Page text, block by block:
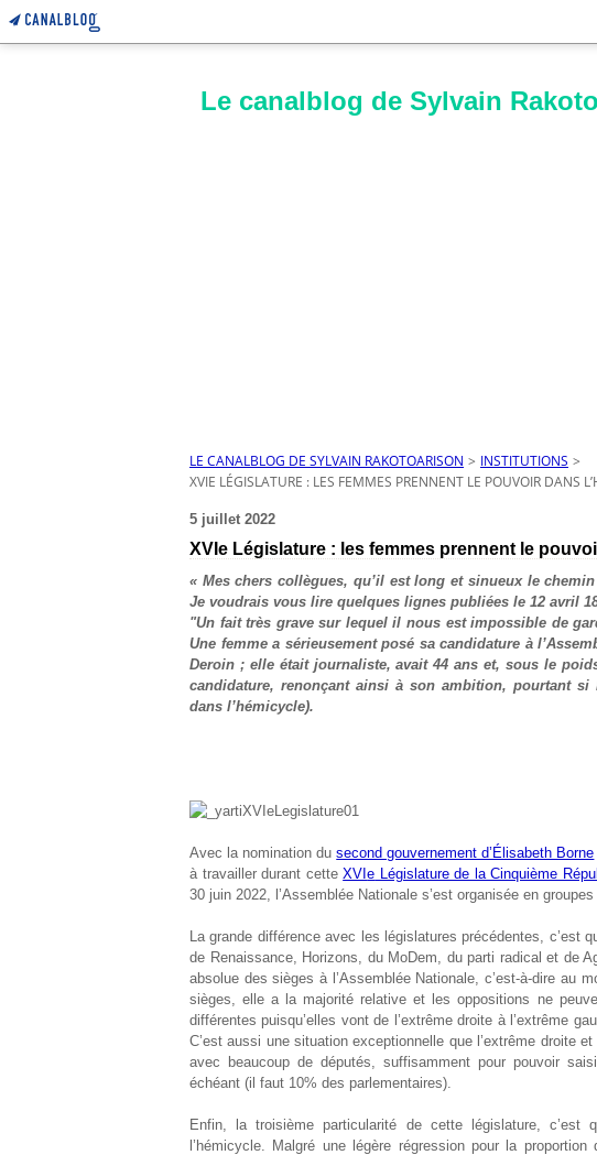
Le canalblog de Sylvain
LE CANALBLOG DE SYLVAIN RAKOTOARISON > INSTITUTIONS >
XVIE LÉGISLATURE : LES FEMMES PRENNENT LE POUVOIR DANS
5 juillet 2022
XVIe Législature : les femmes prennent le
« Mes chers collègues, qu’il est long et sinueux le
Je voudrais vous lire quelques lignes publiées le 12 avril
"Un fait très grave sur lequel il nous est impossible de
Une femme a sérieusement posé sa candidature à
Deroin ; elle était journaliste, avait 44 ans et, sous le
candidature, renonçant ainsi à son ambition, pourtant
dans l’hémicycle).
Avec la nomination dusecond gouvernement d’Élisabeth Borne
à travailler durant cetteXVIe Législature de la Cinquième
30 juin 2022, l’Assemblée Nationale s’est organisée en
La grande différence avec les législatures précédentes, c’est
de Renaissance, Horizons, du MoDem, du parti radical et de
absolue des sièges à l’Assemblée Nationale, c’est-à-dire au
sièges, elle a la majorité relative et les oppositions ne
différentes puisqu’elles vont de l’extrême droite à l’extrême
C’est aussi une situation exceptionnelle que l’extrême droite
avec beaucoup de députés, suffisamment pour pouvoir
échéant (il faut 10% des parlementaires).
Enfin, la troisième particularité de cette législature,
l’hémicycle. Malgré une légère régression pour la